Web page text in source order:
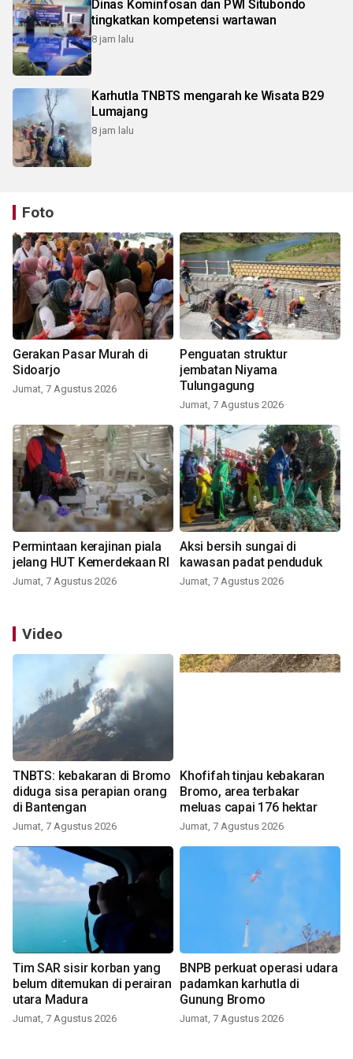
Dinas Kominfosan dan PWI Situbondo
tingkatkan kompetensi wartawan
8 jam lalu
Karhutla TNBTS mengarah ke Wisata B29
Lumajang
8 jam lalu
Foto
Gerakan Pasar Murah di
Sidoarjo
Jumat, 7 Agustus 2026
Penguatan struktur
jembatan Niyama
Tulungagung
Jumat, 7 Agustus 2026
Permintaan kerajinan piala
jelang HUT Kemerdekaan RI
Jumat, 7 Agustus 2026
Aksi bersih sungai di
kawasan padat penduduk
Jumat, 7 Agustus 2026
Video
TNBTS: kebakaran di Bromo
diduga sisa perapian orang
di Bantengan
Jumat, 7 Agustus 2026
Khofifah tinjau kebakaran
Bromo, area terbakar
meluas capai 176 hektar
Jumat, 7 Agustus 2026
Tim SAR sisir korban yang
belum ditemukan di perairan
utara Madura
Jumat, 7 Agustus 2026
BNPB perkuat operasi udara
padamkan karhutla di
Gunung Bromo
Jumat, 7 Agustus 2026